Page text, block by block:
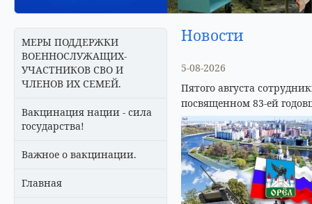
МЕРЫ ПОДДЕРЖКИ
ВОЕННОСЛУЖАЩИХ-
УЧАСТНИКОВ СВО И
ЧЛЕНОВ ИХ СЕМЕЙ.
Вакцинация нации - сила
государства!
Важное о вакцинации.
Главная
Новости
5-08-2026
Пятого августа
посвященном 83-ей